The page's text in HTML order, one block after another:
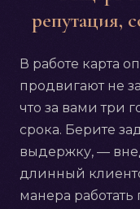
репутация,
В работе карта
продвигают не
что за вами три
срока. Берите
выдержку, —
длинный
манера